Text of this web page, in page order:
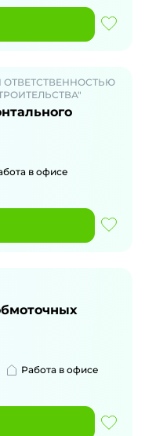
в офисе
Работа в офисе